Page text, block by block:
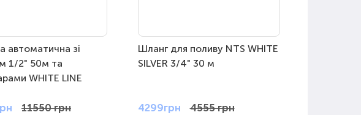
автоматична зі
1/2" 50м та
WHITE LINE
11550 грн
Шланг для поливу NTS WHITE
SILVER 3/4" 30 м
4299грн 4555 грн